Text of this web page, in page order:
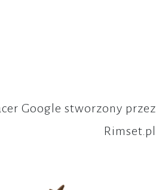
Google stworzony przez
Rimset.pl